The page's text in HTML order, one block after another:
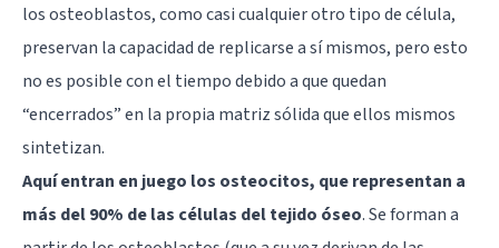
los osteoblastos, como casi cualquier otro tipo de célula,
preservan la capacidad de replicarse a sí mismos, pero esto
no es posible con el tiempo debido a que quedan
“encerrados” en la propia matriz sólida que ellos mismos
sintetizan.
Aquí entran en juego los osteocitos, que representan a
más del 90% de las células del tejido óseo. Se forman a